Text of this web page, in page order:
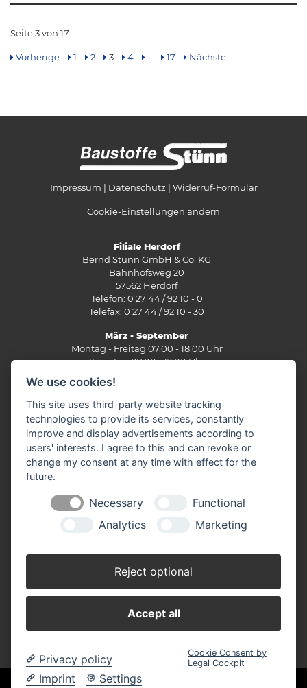
Seite 3 von 17.
Vorherige 1 2 3 4 17 Nächste
Impressum Datenschutz Widerruf-Formular
Cookie-Einstellungen ändern
Filiale Herdorf
Bernd Stünn GmbH & Co. KG
Bahnhofsweg 20
57562 Herdorf
Telefon: 0 27 44 / 92 10 - 0
Telefax: 0 27 44 / 92 10 - 30
März - September
Montag - Freitag 07.00 - 18.00 Uhr
Samstag 07.00 - 12.00 Uhr
Oktober - Februar
Montag - Freitag 07.30 - 17.30 Uhr
Samstag 07.30 - 12.00 Uhr
Filiale Burbach
Ernst-Heinkel-Straße 12
Fax: 0 27 36 / 49 10 62
E-Mail:
info(at)stuenn-baustoffe.de
Montag - Freitag 07.30 - 17.30 Uhr
Samstag 07.30 - 12.00 Uhr
We use cookies!
This site uses third-party website tracking
technologies to provide its services, constantly
improve and display advertisements according to
users' interests. I agree to this and can revoke or
change my consent at any time with effect for the
future.
Necessary
Functional
Analytics
Marketing
Reject optional
Accept all
Privacy policy
Imprint
Settings
Cookie Consent by
Legal Cockpit